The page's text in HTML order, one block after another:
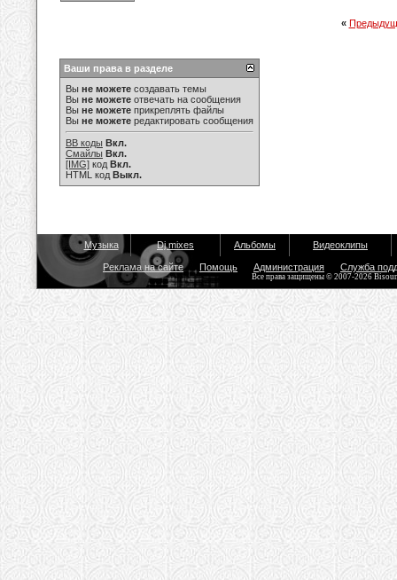
«
Ваши права в разделе
Вы не можете создавать темы
Вы не можете отвечать на сообщения
Вы не можете прикреплять файлы
Вы не можете редактировать сообщения
BB коды Вкл.
Смайлы Вкл.
[IMG] код Вкл.
HTML код Выкл.
Музыка Dj mixes Альбомы Видеоклипы
Реклама на сайте Помощь Администрация Служба
Все права защищены © 2007-2026